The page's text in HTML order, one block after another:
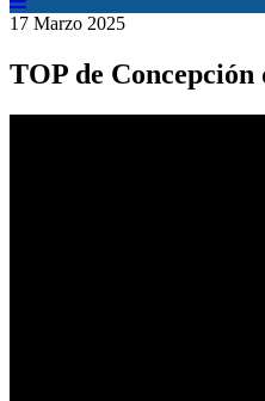
17 Marzo 2025
TOP de